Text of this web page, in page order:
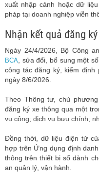
xuất nhập cảnh hoặc dữ
pháp tại doanh nghiệp viễn
Nhận kết quả đăng
Ngày 24/4/2026, Bộ Công
BCA , sửa đổi, bổ sung một
công tác đăng ký, kiểm
ngày 8/6/2026.
Theo Thông tư, chủ
đăng ký xe thông qua một
vụ công; dịch vụ bưu chính;
Đồng thời, dữ liệu điện tử
hợp trên Ứng dụng định
thông trên thiết bị số dành
an quản lý, vận hành.